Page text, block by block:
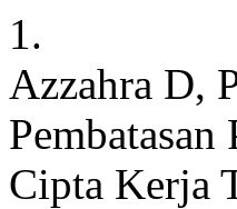
1.
Azzahra D,
Cipta Kerja